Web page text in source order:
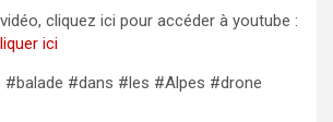
cliquez ici pour accéder à youtube :
ici
#dans #les #Alpes #drone